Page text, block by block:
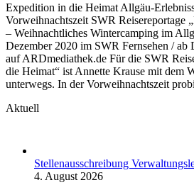
Expedition in die Heimat Allgäu-
Vorweihnachtszeit SWR Reisereportage
– Weihnachtliches Wintercamping im
Dezember 2020 im SWR Fernsehen / ab
auf ARDmediathek.de Für die SWR
die Heimat“ ist Annette Krause mit dem
unterwegs. In der Vorweihnachtszeit
Aktuell
Stellenausschreibung
4. August 2026